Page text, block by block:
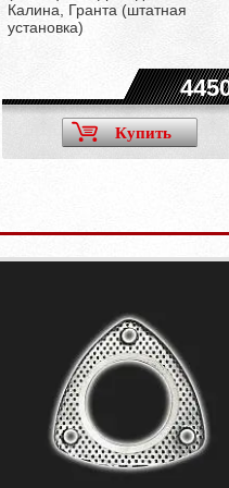
Калина, Гранта (штатная
установка)
Купить